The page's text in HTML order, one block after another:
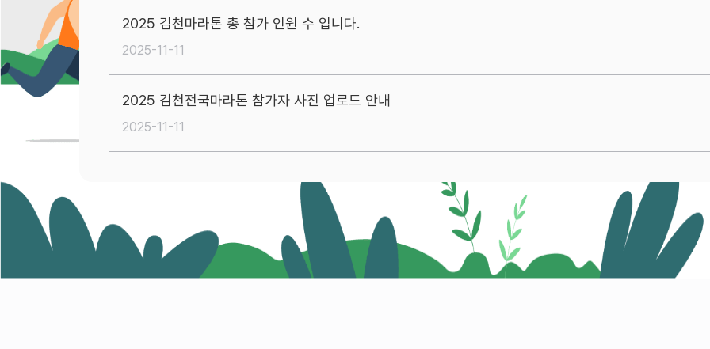
2025 김천마라톤 총 참가 인원 수 입니다.
2025-11-11
2025 김천전국마라톤 참가자 사진 업로드 안내
2025-11-11